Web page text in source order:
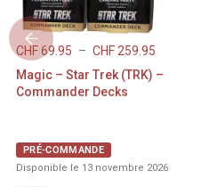
CHF69.95 – CHF259.95
Magic – Star Trek (TRK) –
Commander Decks
PRÉ-COMMANDE
Disponible le 13 novembre 2026